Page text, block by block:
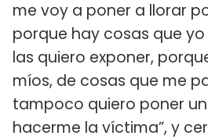
me voy a poner a llorar
porque hay cosas que
las quiero exponer,
míos, de cosas que me
tampoco quiero poner
hacerme la víctima”, y